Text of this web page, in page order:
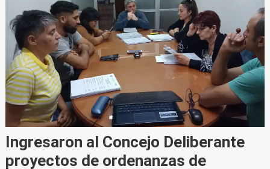
Ingresaron al Concejo Deliberante
proyectos de ordenanzas de